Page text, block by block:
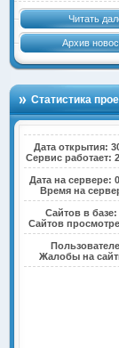
Читать
Архив
Статистика
Дата открытия:
Сервис работает:
Дата на сервере:
Время на
Сайтов в базе:
Сайтов
Жалобы на